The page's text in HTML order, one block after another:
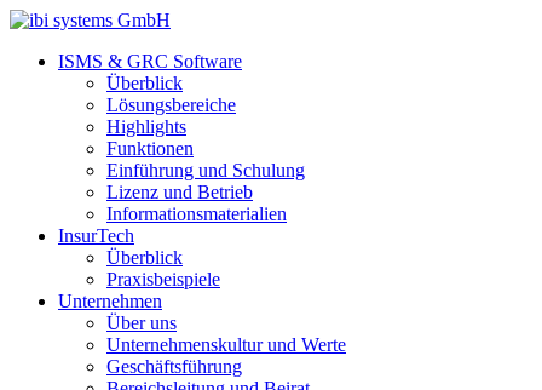
ISMS & GRC Software
Überblick
Lösungsbereiche
Highlights
Funktionen
Einführung und Schulung
Lizenz und Betrieb
Informationsmaterialien
InsurTech
Überblick
Praxisbeispiele
Unternehmen
Über uns
Unternehmenskultur und Werte
Geschäftsführung